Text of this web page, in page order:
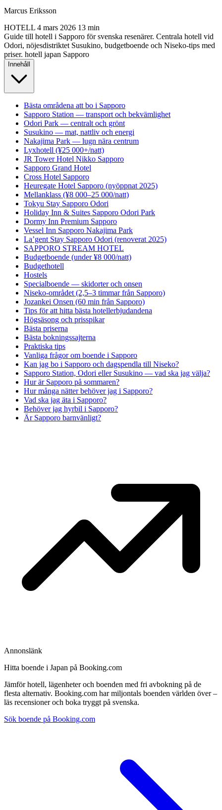
Marcus Eriksson
HOTELL 4 mars 2026 13 min
Guide till hotell i Sapporo för svenska resenärer. Centrala hotell vid
Odori, nöjesdistriktet Susukino, budgetboende och Niseko-tips med
priser. hotell japan Sapporo
Innehåll
Bästa områdena att bo i Sapporo
Sapporo Station — transport och bekvämlighet
Odori Park — centralt och grönt
Susukino — mat, nattliv och energi
Nakajima Park — lugn nära centrum
Lyxhotell (¥25 000+/natt)
JR Tower Hotel Nikko Sapporo
Sapporo Grand Hotel
Cross Hotel Sapporo
Heuregate Hotel Sapporo (nyöppnat 2025)
Mellanklass (¥8 000–25 000/natt)
Tokyu Stay Sapporo Odori
Holiday Inn & Suites Sapporo Odori Park
Dormy Inn Premium Sapporo
Vessel Inn Sapporo Nakajima Park
La’gent Stay Sapporo Odori (renoverat 2025)
SAPPORO STREAM HOTEL
Budgetboende (under ¥8 000/natt)
Budgethotell
Hostels
Specialboende — skidorter och onsen
Niseko-området (2,5–3 timmar från Sapporo)
Jozankei Onsen (60 min från Sapporo)
Tips för att hitta bästa hotellerbjudandena
Högsäsong och prisspikar
Bästa priserna
Bästa bokningssajterna
Praktiska tips
Vanliga frågor om boende i Sapporo
Kan jag bo i Sapporo och dagspendla till Niseko?
Sapporo Station, Odori eller Susukino — vad ska jag välja?
Hur är Sapporo på sommaren?
Hur många nätter behöver jag i Sapporo?
Vad ska jag äta i Sapporo?
Behöver jag hyrbil i Sapporo?
Är Sapporo barnvänligt?
Annonslänk
Hitta boende i Japan på Booking.com
Jämför hotell, lägenheter och boenden med fri avbokning på de
flesta alternativ. Booking.com har miljontals boenden världen över –
läs recensioner och boka tryggt på svenska.
Sök boende på Booking.com